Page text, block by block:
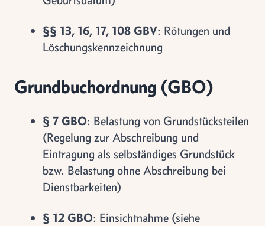
§§ 13, 16, 17, 108 GBV: Rötungen und
Löschungskennzeichnung
Grundbuchordnung (GBO)
§ 7 GBO: Belastung von Grundstücksteilen
(Regelung zur Abschreibung und
Eintragung als selbständiges Grundstück
bzw. Belastung ohne Abschreibung bei
Dienstbarkeiten)
§ 12 GBO: Einsichtnahme (siehe